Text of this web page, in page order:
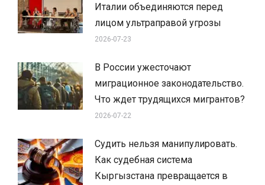
Италии объединяются перед
лицом ультраправой угрозы
2026-07-23
В России ужесточают
миграционное законодательство.
Что ждет трудящихся мигрантов?
2026-07-22
Судить нельзя манипулировать.
Как судебная система
Кыргызстана превращается в